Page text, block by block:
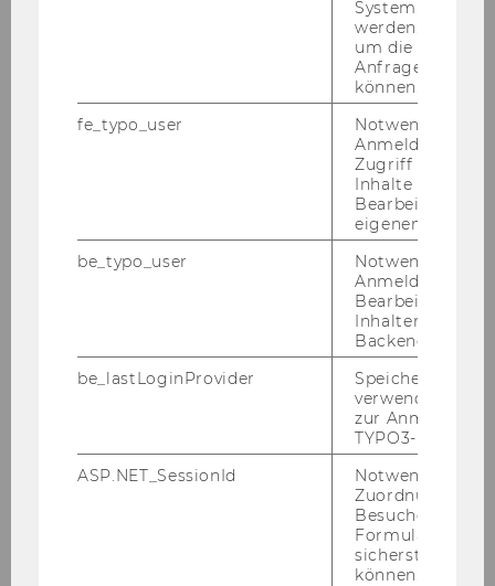
brigitta.jaro@balcon.co
System
werden.
um die Antwort
Anfrage
können.
fe_typo_user
Notwendig für
Anmeldung und
Zugriff auf
Inhalte oder zur
Bearbeitung des
eigenen Profils.
be_typo_user
Notwendig für
Anmeldung und
Bearbeitung von
Inhalten im
Backend.
be_lastLoginProvider
Speichert die
verwendete
zur Anmeldung
TYPO3-Backend.
ASP.NET_SessionId
Notwendig, um
Zuordnung von
Besucher zu
sicherstellen zu
können.